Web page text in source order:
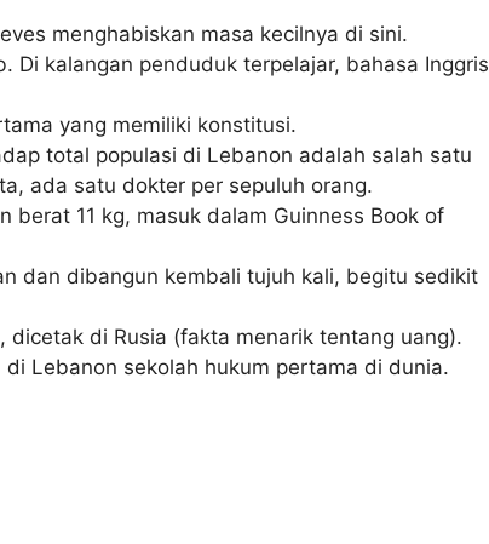
menghabiskan masa kecilnya di sini.
Di kalangan penduduk terpelajar, bahasa Inggris
yang memiliki konstitusi.
total populasi di Lebanon adalah salah satu
ada satu dokter per sepuluh orang.
berat 11 kg, masuk dalam Guinness Book of
dan dibangun kembali tujuh kali, begitu sedikit
dicetak di Rusia (fakta menarik tentang uang).
Lebanon sekolah hukum pertama di dunia.